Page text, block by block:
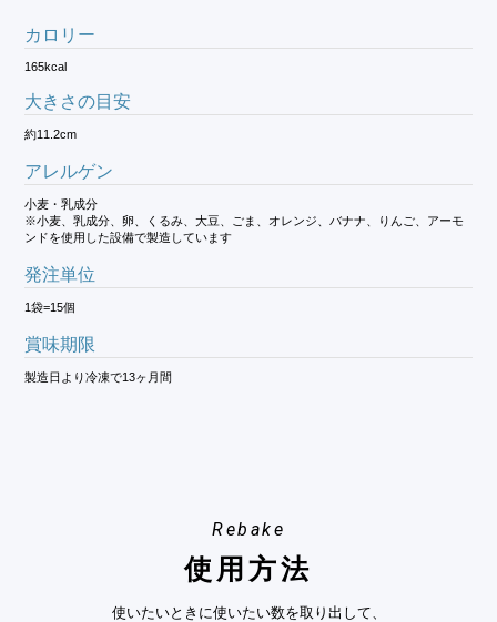
カロリー
165kcal
大きさの目安
約11.2cm
アレルゲン
小麦・乳成分
※小麦、乳成分、卵、くるみ、大豆、ごま、オレンジ、バナナ、りんご、アーモ
ンドを使用した設備で製造しています
発注単位
1袋=15個
賞味期限
製造日より冷凍で13ヶ月間
Rebake
使用方法
使いたいときに使いたい数を取り出して、